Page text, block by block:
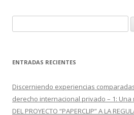
o
k
ti
r
u
c
r
ENTRADAS RECIENTES
Discerniendo experiencias
derecho internacional privado – 1:
DEL PROYECTO “PAPERCLIP” A LA